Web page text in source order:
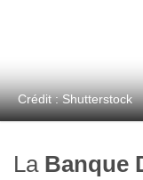
Crédit : Shutterstock
La Banque